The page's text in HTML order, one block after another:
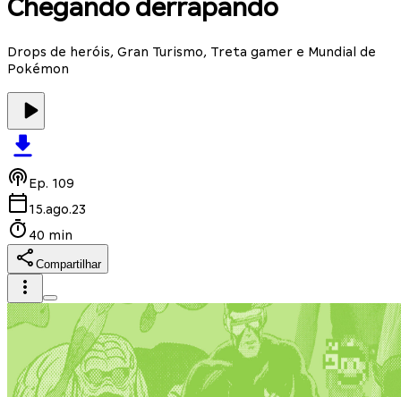
Chegando derrapando
Drops de heróis, Gran Turismo, Treta gamer e Mundial de
Pokémon
Ep. 109
15.ago.23
40 min
Compartilhar